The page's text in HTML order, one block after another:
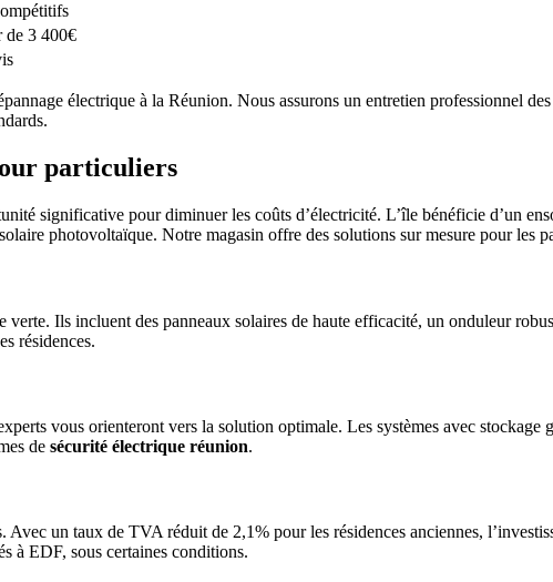
de 3 400€
électrique à la Réunion. Nous assurons un entretien professionnel
particuliers
significative pour diminuer les coûts d’électricité. L’île bénéficie d’un
photovoltaïque. Notre magasin offre des solutions sur mesure pour les
Ils incluent des panneaux solaires de haute efficacité, un onduleur
résidences.
vous orienteront vers la solution optimale. Les systèmes avec stockage
de sécurité électrique réunion.
Avec un taux de TVA réduit de 2,1% pour les résidences anciennes,
à EDF, sous certaines conditions.